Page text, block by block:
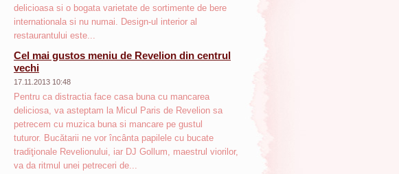
delicioasa si o bogata varietate de sortimente de bere
internationala si nu numai. Design-ul interior al
restaurantului este...
Cel mai gustos meniu de Revelion din centrul
vechi
17.11.2013 10:48
Pentru ca distractia face casa buna cu mancarea
deliciosa, va asteptam la Micul Paris de Revelion sa
petrecem cu muzica buna si mancare pe gustul
tuturor. Bucătarii ne vor încânta papilele cu bucate
tradiţionale Revelionului, iar DJ Gollum, maestrul viorilor,
va da ritmul unei petreceri de...